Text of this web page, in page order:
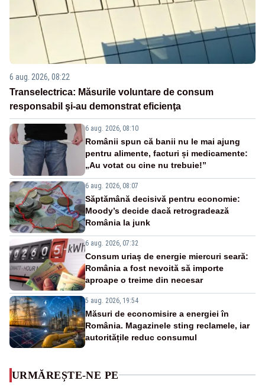
6 aug. 2026, 08:22
Transelectrica: Măsurile voluntare de consum
responsabil şi-au demonstrat eficienţa
6 aug. 2026, 08:10
Românii spun că banii nu le mai ajung
pentru alimente, facturi și medicamente:
„Au votat cu cine nu trebuie!”
6 aug. 2026, 08:07
Săptămână decisivă pentru economie:
Moody’s decide dacă retrogradează
România la junk
6 aug. 2026, 07:32
Consum uriaș de energie miercuri seară:
România a fost nevoită să importe
aproape o treime din necesar
5 aug. 2026, 19:54
Măsuri de economisire a energiei în
România. Magazinele sting reclamele, iar
autoritățile reduc consumul
URMĂREȘTE-NE PE